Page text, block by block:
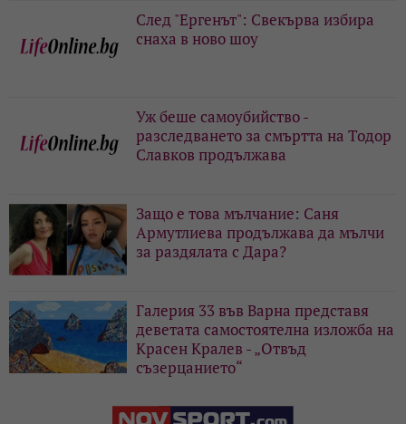
След "Ергенът": Свекърва избира
снаха в ново шоу
Уж беше самоубийство -
разследването за смъртта на Тодор
Славков продължава
Защо е това мълчание: Саня
Армутлиева продължава да мълчи
за раздялата с Дара?
Галерия 33 във Варна представя
деветата самостоятелна изложба на
Красен Кралев - „Отвъд
съзерцанието“